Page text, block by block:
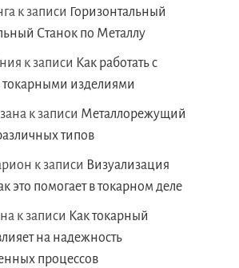
к записи Горизонтальный
Станок по Металлу
к записи Как работать с
изделиями
к записи Металлорежущий
типов
к записи Визуализация
это помогает в токарном деле
к записи Как токарный
на надежность
процессов